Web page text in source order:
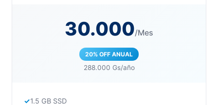
30.000/Mes
20% OFF ANUAL
288.000 Gs/año
1.5 GB SSD